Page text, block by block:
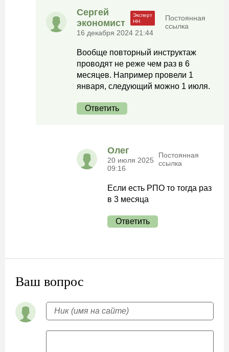
Сергей
экономист
16 декабря 2024 21:44
Постоянная
ссылка
Вообще повторный инструктаж
проводят не реже чем раз в 6
месяцев. Например провели 1
января, следующий можно 1 июля.
Ответить
Олег
20 июля 2025
09:16
Постоянная
ссылка
Если есть РПО то тогда раз
в 3 месяца
Ответить
Ваш вопрос